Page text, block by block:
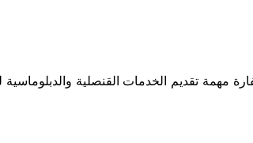
مهمة تقديم الخدمات القنصلية